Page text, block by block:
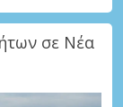
σε Νέα